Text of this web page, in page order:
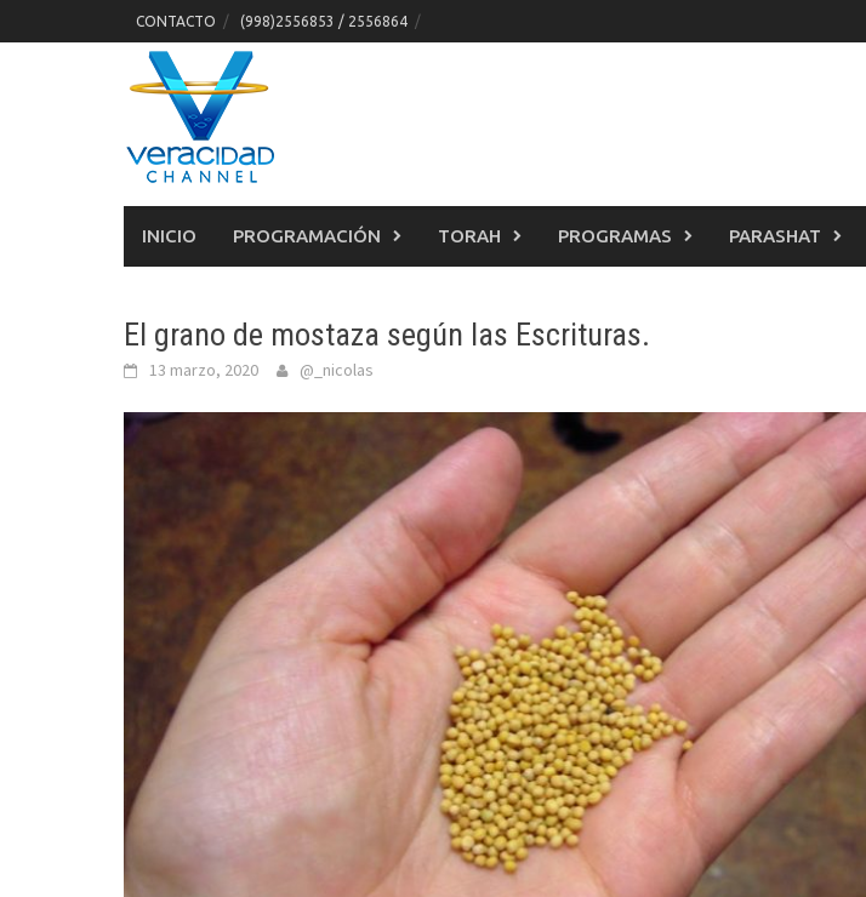
to
CONTACTO (998)2556853 / 2556864
INICIO PROGRAMACIÓN TORAH PROGRAMAS PARASHAT
El grano de mostaza según las Escrituras.
13 marzo, 2020 @_nicolas